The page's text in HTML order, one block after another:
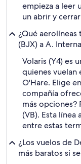
empieza a leer
un abrir y
¿Qué
(BJX) a A.
Volaris (Y4) es
quienes vuelan
O'Hare. Elige
compañía
más opciones?
(VB). Esta línea
entre estas
¿Los vuelos de
más baratos si